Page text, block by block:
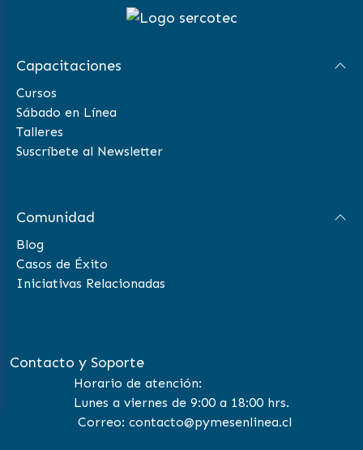
Capacitaciones
Cursos
Sábado en Línea
Talleres
Suscríbete al Newsletter
Comunidad
Blog
Casos de Éxito
Iniciativas Relacionadas
Contacto y Soporte
Horario de atención:
Lunes a viernes de 9:00 a 18:00 hrs.
Correo: contacto@pymesenlinea.cl